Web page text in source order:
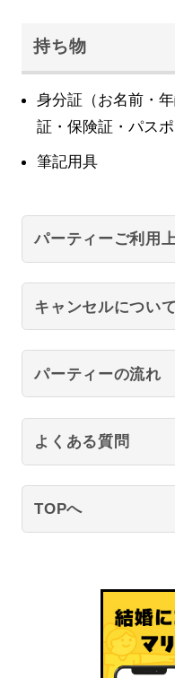
持ち物
身分証（お名前・
証・保険証・パス
筆記用具
パーティーご利用
キャンセルについて
パーティーの流れ
よくある質問
TOPへ